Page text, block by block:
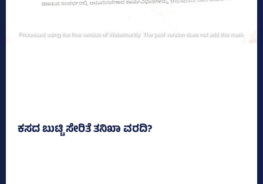
ಕಸದ ಬುಟ್ಟಿ ಸೇರಿತೆ ತನಿಖಾ ವರದಿ?